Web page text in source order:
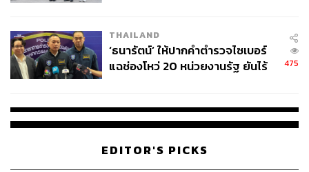
THAILAND
‘ธนารัตน์’ ให้ปากคำตำรวจไซเบอร์
แฉช่องโหว่ 20 หน่วยงานรัฐ ยันไร้
475
EDITOR'S PICKS